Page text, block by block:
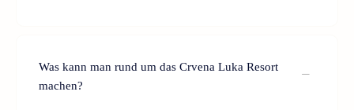
Was kann man rund um das Crvena Luka Resort
machen?